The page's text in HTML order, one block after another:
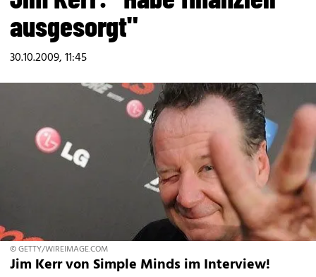
ausgesorgt"
30.10.2009, 11:45
© GETTY/WIREIMAGE.COM
Jim Kerr von Simple Minds im Interview!